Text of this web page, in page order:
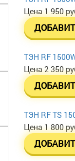
Цена 1 950
ТЭН RF
Цена 2 350
ТЭН RF TS
Цена 1 800